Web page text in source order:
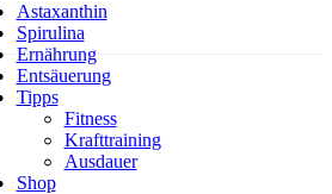
Astaxanthin
Spirulina
Ernährung
Entsäuerung
Tipps
Fitness
Krafttraining
Ausdauer
Shop